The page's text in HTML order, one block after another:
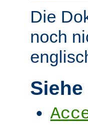
Die
noch